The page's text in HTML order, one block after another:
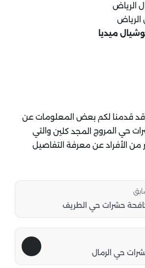
الرياض
ميديا
قد قدمنا لكم بعض المعلومات عن
حي المروج
المجد كلين والتي
من الأفراد عن معرفة التفاصيل
حشرات حي الطريف
حي الرمال